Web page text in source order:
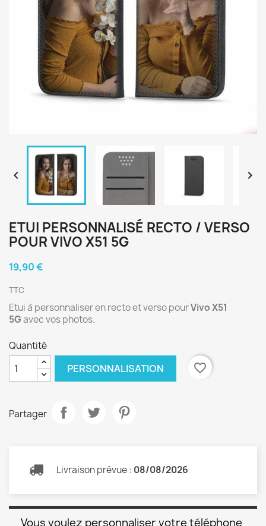
 
ETUI PERSONNALISÉ RECTO / VERSO
POUR VIVO X51 5G
19,90 €
TTC
Etui à personnaliser en recto et verso pourVivo X51
5Gavec vos photos.
Quantité
PERSONNALISATION favorite_border
Partager
Livraison prévue : 08/08/2026
Vous voulez personnaliser votre téléphone